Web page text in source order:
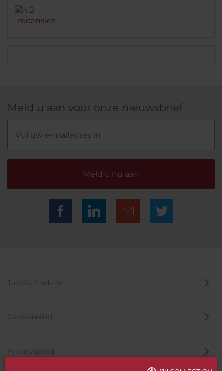
recensies
Meld u aan voor onze nieuwsbrief
Meld u nu aan
Juridisch advies
Cookiebeleid
Privacybeleid